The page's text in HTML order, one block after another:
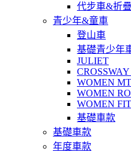
代步車&折
青少年&童車
登山車
基礎青少年
JULIET
WOMEN
WOMEN
WOMEN
基礎車款
基礎車款
年度車款